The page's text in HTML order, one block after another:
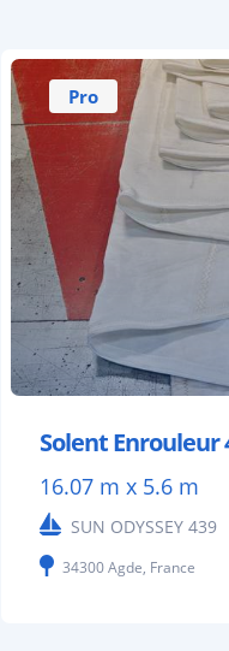
Pro
Solent Enrouleur
16.07 m x 5.6 m
SUN ODYSSEY 439
34300 Agde, France